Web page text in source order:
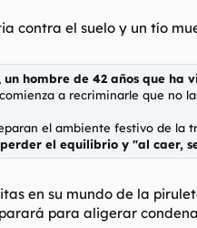
contra el suelo y un tío
un hombre de 42 años que ha
a recriminarle que no
el ambiente festivo de la
el equilibrio y "al caer,
en su mundo de la
para aligerar